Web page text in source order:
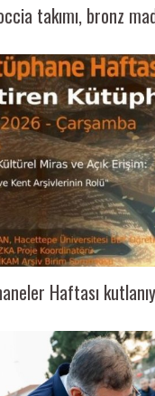
takımı, bronz
Haftası